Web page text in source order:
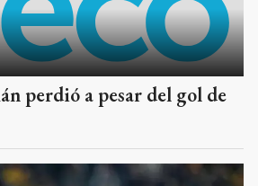
perdió a pesar del gol de